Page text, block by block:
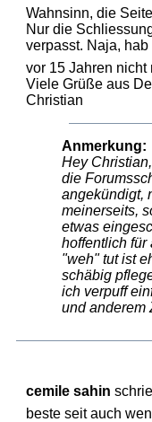
Wahnsinn, die
Nur die
verpasst. Naja,
vor 15 Jahren nicht
Viele Grüße aus
Christian
Anmerkung:
Hey
die
angekündigt,
meinerseits,
etwas
hoffentlich für
"weh" tut ist
schäbig
ich verpuff
und anderem
cemile sahin
beste seit auch